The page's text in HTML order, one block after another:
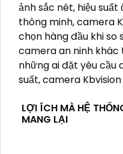
ảnh sắc nét, hiệu
thông minh, camera
chọn hàng đầu khi
camera an ninh
những ai đặt yêu cầu
suất, camera
LỢI ÍCH MÀ HỆ
MANG LẠI